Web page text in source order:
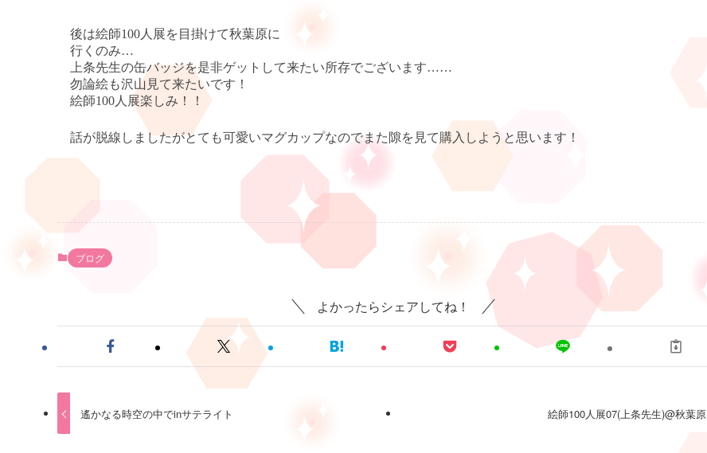
後は絵師100 人展を目掛けて秋葉原に
行くのみ…
上条先生の缶バッジを是非ゲットして来たい所存でございます……
勿論絵も沢山見て来たいです！
絵師100 人展楽しみ！！
話が脱線しましたがとても可愛いマグカップなのでまた隙を見て購入しようと思います！
ブログ
よかったらシェアしてね！
遙かなる時空の中でinサテライト 絵師100人展07(上条先生)@秋葉原